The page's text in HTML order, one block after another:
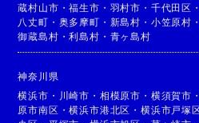
蔵村山市 ・福生市 ・ 羽村市 ・ 千代田区 ・
八丈町 ・ 奥多摩町 ・ 新島村 ・ 小笠原村 ・
御蔵島村 ・利島村 ・ 青ヶ島村
神奈川県
横浜市 ・ 川崎市 ・ 相模原市 ・ 横須賀市 ・
原市南区 ・横浜市港北区 ・横浜市戸塚